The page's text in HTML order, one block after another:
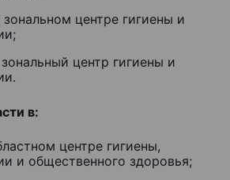
центре гигиены и
центр гигиены и
в:
центре гигиены,
и общественного здоровья;